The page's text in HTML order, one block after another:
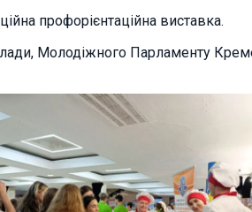
профорієнтаційна виставка.
Молодіжного Парламенту